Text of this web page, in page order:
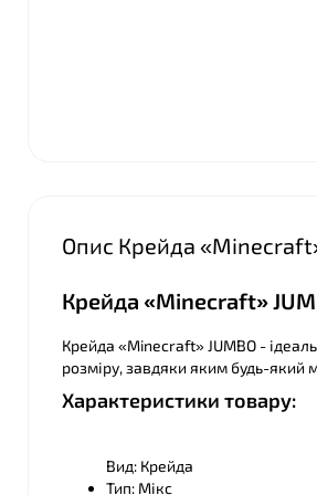
Опис Крейда «Minecraft»
Крейда «Minecraft»
Крейда «Minecraft» JUMBO -
розміру, завдяки яким будь-
Характеристики товару:
Вид: Крейда
Тип: Мікс